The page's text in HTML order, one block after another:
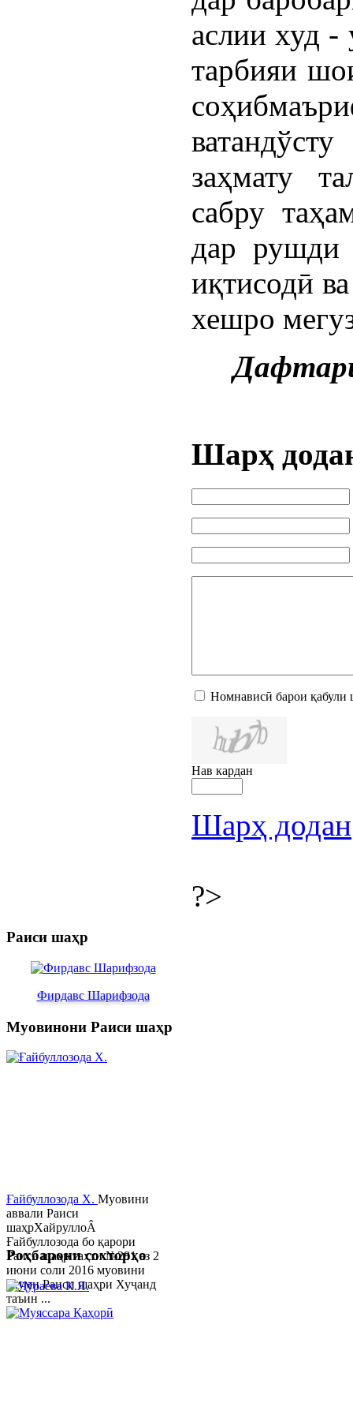
аслии худ -
тарбияи
заҳмату
сабру
дар рушди
иқтисодӣ
хешро
Шарҳ
Номнависӣ барои қабули
Нав кардан
Шарҳ додан
?>
Раиси шаҳр
Фирдавс Шарифзода
Муовинони Раиси шаҳр
Ғайбуллозода Х. Муовини
аввали Раиси
шаҳрХайруллоÂ
Ғайбуллозода бо қарори
Раиси шаҳр таҳти №281 аз 2
июни соли 2016 муовини
якуми Раиси шаҳри Хуҷанд
таъин ...
Роҳбарони сохторҳо